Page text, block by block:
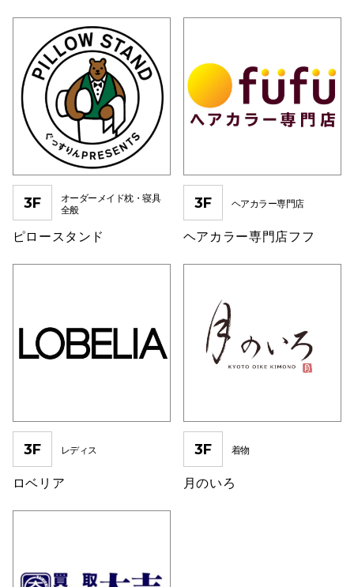
3F
オーダーメイド枕・寝具
全般
ピロースタンド
3F ヘアカラー専門店
ヘアカラー専門店フフ
3F レディス
ロベリア
3F 着物
月のいろ
お問い合わせ
利用規約
ソーシャル